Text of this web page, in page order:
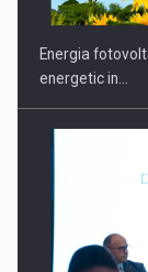
Webinar -
Energia
energetic in…